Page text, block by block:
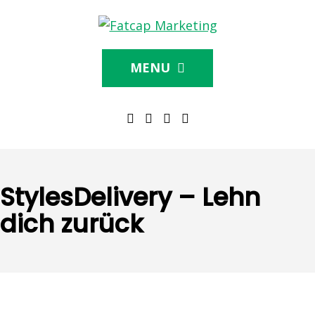
MENU
StylesDelivery – Lehn
dich zurück